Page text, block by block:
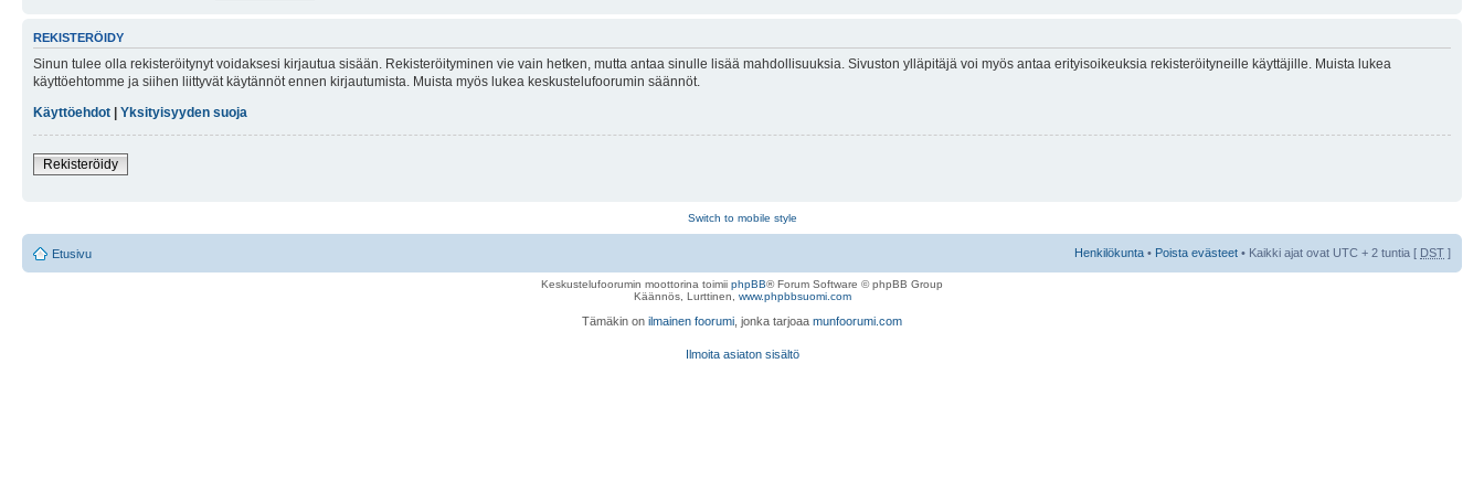
REKISTERÖIDY
Sinun tulee olla rekisteröitynyt voidaksesi kirjautua sisään. Rekisteröityminen vie vain hetken, mutta antaa sinulle lisää mahdollisuuksia. Sivuston ylläpitäjä voi myös antaa erityisoikeuksia rekisteröityneille käyttäjille. Muista lukea
käyttöehtomme ja siihen liittyvät käytännöt ennen kirjautumista. Muista myös lukea keskustelufoorumin säännöt.
Käyttöehdot | Yksityisyyden suoja
Rekisteröidy
Switch to mobile style
Etusivu Henkilökunta • Poista evästeet • Kaikki ajat ovat UTC + 2 tuntia [ DST ]
Keskustelufoorumin moottorina toimii phpBB® Forum Software © phpBB Group
Käännös, Lurttinen, www.phpbbsuomi.com
Tämäkin on ilmainen foorumi , jonka tarjoaa munfoorumi.com
Ilmoita asiaton sisältö